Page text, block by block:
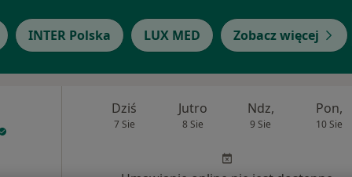
INTER Polska LUX MED Zobacz więcej
Dziś
7 Sie
Jutro
8 Sie
Ndz,
9 Sie
Pon,
10 Sie